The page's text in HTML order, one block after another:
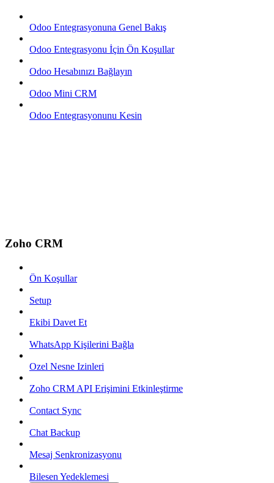
Odoo Entegrasyonuna Genel Bakış
Odoo Entegrasyonu İçin Ön Koşullar
Odoo Hesabınızı Bağlayın
Odoo Mini CRM
Odoo Entegrasyonunu Kesin
Zoho CRM
Ön Koşullar
Setup
Ekibi Davet Et
WhatsApp Kişilerini Bağla
Ozel Nesne Izinleri
Zoho CRM API Erişimini Etkinleştirme
Contact Sync
Chat Backup
Mesaj Senkronizasyonu
Bilesen Yedeklemesi